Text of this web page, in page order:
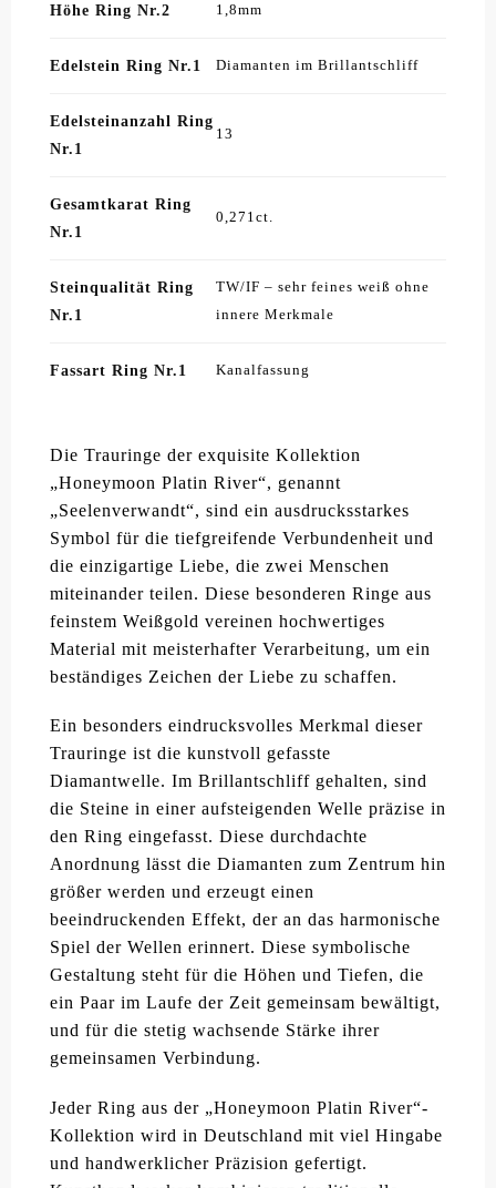
Höhe Ring Nr.2 1,8mm
Edelstein Ring Nr.1 Diamanten im Brillantschliff
Edelsteinanzahl Ring
Nr.1
13
Gesamtkarat Ring
Nr.1
0,271ct.
Steinqualität Ring
Nr.1
TW/IF – sehr feines weiß ohne
innere Merkmale
Fassart Ring Nr.1 Kanalfassung
Die Trauringe der exquisite Kollektion
„Honeymoon Platin River“, genannt
„Seelenverwandt“, sind ein ausdrucksstarkes
Symbol für die tiefgreifende Verbundenheit und
die einzigartige Liebe, die zwei Menschen
miteinander teilen. Diese besonderen Ringe aus
feinstem Weißgold vereinen hochwertiges
Material mit meisterhafter Verarbeitung, um ein
beständiges Zeichen der Liebe zu schaffen.
Ein besonders eindrucksvolles Merkmal dieser
Trauringe ist die kunstvoll gefasste
Diamantwelle. Im Brillantschliff gehalten, sind
die Steine in einer aufsteigenden Welle präzise in
den Ring eingefasst. Diese durchdachte
Anordnung lässt die Diamanten zum Zentrum hin
größer werden und erzeugt einen
beeindruckenden Effekt, der an das harmonische
Spiel der Wellen erinnert. Diese symbolische
Gestaltung steht für die Höhen und Tiefen, die
ein Paar im Laufe der Zeit gemeinsam bewältigt,
und für die stetig wachsende Stärke ihrer
gemeinsamen Verbindung.
Jeder Ring aus der „Honeymoon Platin River“-
Kollektion wird in Deutschland mit viel Hingabe
und handwerklicher Präzision gefertigt.